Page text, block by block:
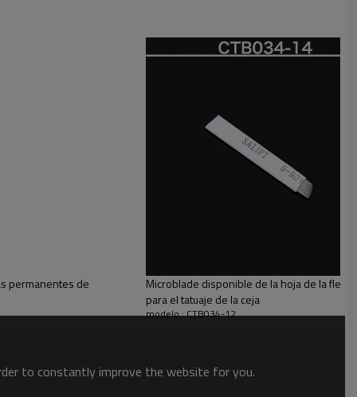
los clientes.
con su idea para los productos.
permanentes de
Microblade disponible de la hoja de la
para el tatuaje de la ceja
modelo : CTB034-12
to constantly improve the website for you.